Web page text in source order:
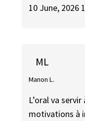
10 June, 2026
ML
Manon L.
L’oral va
motivations à